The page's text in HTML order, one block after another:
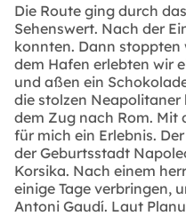
Die Route ging durch
Sehenswert. Nach der
konnten. Dann stoppten
dem Hafen erlebten wir
und aßen ein
die stolzen Neapolitaner
dem Zug nach Rom. Mit
für mich ein Erlebnis.
der Geburtsstadt
Korsika. Nach einem
einige Tage verbringen,
Antoni Gaudí. Laut